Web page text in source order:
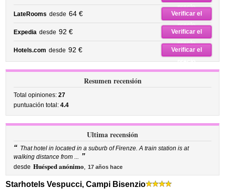
precio
LateRooms desde 64 €
Verificar el
precio
Expedia desde 92 €
Verificar el
precio
Hotels.com desde 92 €
Verificar el
precio
Resumen recensión
Total opiniones:27
puntuación total:4.4
Ultima recensión
“ That hotel in located in a suburb of Firenze. A train station is at
walking distance from ... ”
desde Huésped anónimo, 17 años hace
Starhotels Vespucci, Campi Bisenzio